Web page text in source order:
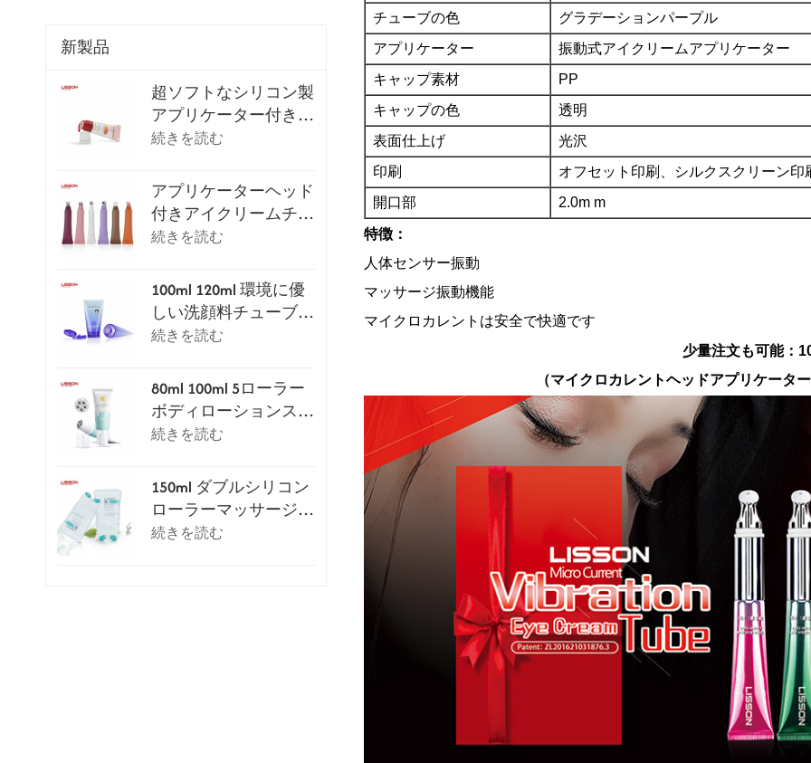
新製品
超ソフトなシリコン製
アプリケーター付きリ
ップグロスチューブ
続きを読む
アプリケーターヘッド
付きアイクリームチュ
ーブパッケージシリー
続きを読む
100ml 120ml 環境に優
しい洗顔料チューブ
（フリップトップキャ
続きを読む
80ml 100ml 5ローラー
ボディローションスク
レイピングマッサージ
続きを読む
150ml ダブルシリコン
ローラーマッサージ化
粧チューブ
続きを読む
チューブの色
グラデーションパープル
アプリケーター
振動式アイクリームアプリケーター
キャップ素材
PP
キャップの色
透明
表面仕上げ
光沢
印刷
オフセット印刷、シルクスクリーン印
開口部
2.0m m
特徴：
人体センサー振動
マッサージ振動機能
マイクロカレントは安全で快適です
少量注文も可能：
（マイクロカレントヘッドアプリケータ